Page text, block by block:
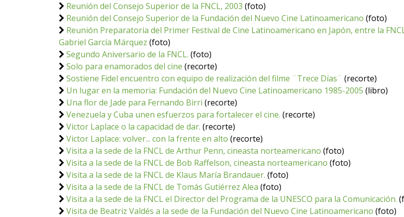
Reunión del Consejo Superior de la FNCL, 2003 (foto)
Reunión del Consejo Superior de la Fundación del Nuevo Cine Latinoamericano (foto)
Reunión Preparatoria del Primer Festival de Cine Latinoamericano en Japón, entre la
Gabriel García Márquez (foto)
Segundo Aniversario de la FNCL. (foto)
Solo para enamorados del cine (recorte)
Sostiene Fidel encuentro con equipo de realización del filme ¨Trece Días¨ (recorte)
Un lugar en la memoria: Fundación del Nuevo Cine Latinoamericano 1985-2005 (libro)
Una flor de Jade para Fernando Birri (recorte)
Venezuela y Cuba unen esfuerzos para fortalecer el cine. (recorte)
Victor Laplace o la capacidad de dar. (recorte)
Victor Laplace: volver... con la frente en alto (recorte)
Visita a la sede de la FNCL de Arthur Penn, cineasta norteamericano (foto)
Visita a la sede de la FNCL de Bob Raffelson, cineasta norteamericano (foto)
Visita a la sede de la FNCL de Klaus María Brandauer. (foto)
Visita a la sede de la FNCL de Tomás Gutiérrez Alea (foto)
Visita a la sede de la FNCL el Director del Programa de la UNESCO para la Comunicación.
Visita de Beatriz Valdés a la sede de la Fundación del Nuevo Cine Latinoamericano (foto)